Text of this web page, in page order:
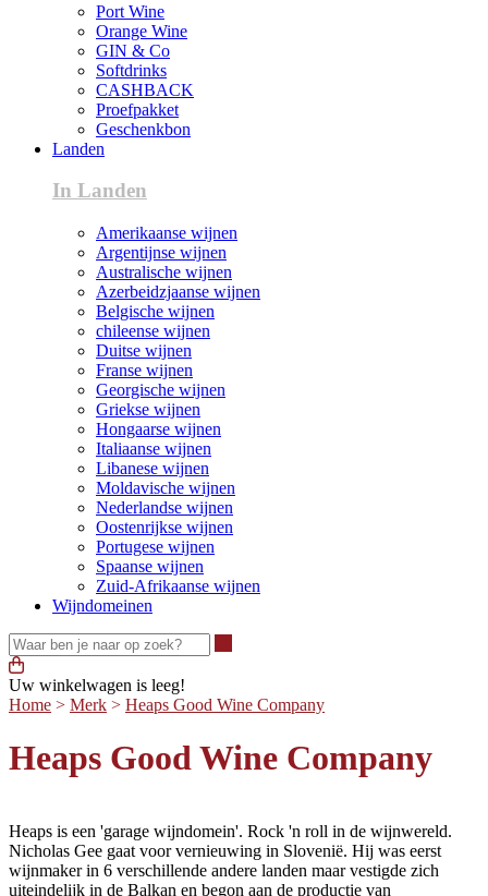
Port Wine
Orange Wine
GIN & Co
Softdrinks
CASHBACK
Proefpakket
Geschenkbon
Landen
In Landen
Amerikaanse wijnen
Argentijnse wijnen
Australische wijnen
Azerbeidzjaanse wijnen
Belgische wijnen
chileense wijnen
Duitse wijnen
Franse wijnen
Georgische wijnen
Griekse wijnen
Hongaarse wijnen
Italiaanse wijnen
Libanese wijnen
Moldavische wijnen
Nederlandse wijnen
Oostenrijkse wijnen
Portugese wijnen
Spaanse wijnen
Zuid-Afrikaanse wijnen
Wijndomeinen
Uw winkelwagen is leeg!
Home > Merk > Heaps Good Wine Company
Heaps Good Wine Company
Heaps is een 'garage wijndomein'. Rock 'n roll in de wijnwereld.
Nicholas Gee gaat voor vernieuwing in Slovenië. Hij was eerst
wijnmaker in 6 verschillende andere landen maar vestigde zich
uiteindelijk in de Balkan en begon aan de productie van